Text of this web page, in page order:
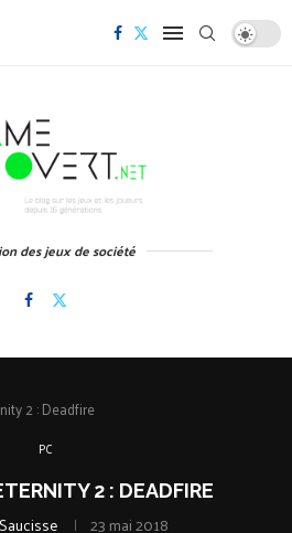
des jeux de société
2 : Deadfire
PC
2 : DEADFIRE
23 mai 2018